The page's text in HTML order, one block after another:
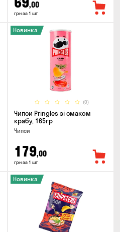
,00
грн за 1 шт
(0)
Новинка
Чипси Pringles зі смаком
крабу, 165гр
Чипси
179,00
грн за 1 шт
Новинка